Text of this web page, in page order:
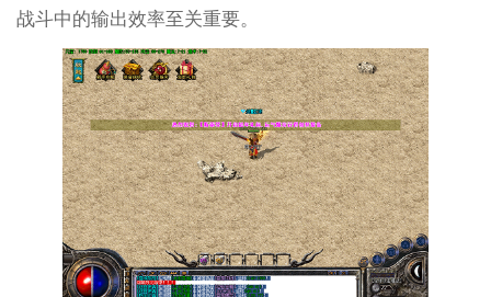
战斗中的输出效率至关重要。